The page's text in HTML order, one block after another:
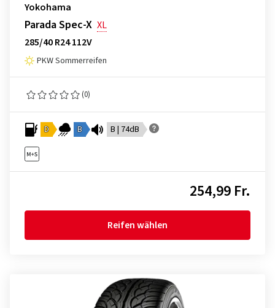
Yokohama
Parada Spec-X XL
285/40 R24 112V
PKW Sommerreifen
(0)
D B B | 74dB
254,99 Fr.
Reifen wählen